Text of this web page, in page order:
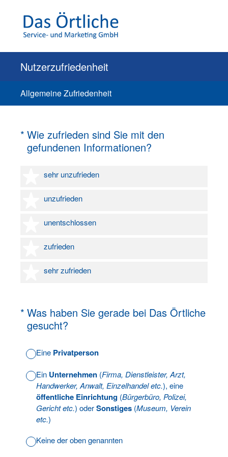
Nutzerzufriedenheit
Allgemeine Zufriedenheit
* Wie zufrieden sind Sie mit den
gefundenen Informationen?
(Erforderlich.)
sehr unzufrieden
1 Stern
unzufrieden
2 Sterne
unentschlossen
3 Sterne
zufrieden
4 Sterne
sehr zufrieden
5 Sterne
* Was haben Sie gerade bei Das Örtliche
gesucht?
(Erforderlich.)
Eine Privatperson
Ein Unternehmen (Firma, Dienstleister, Arzt,
Handwerker, Anwalt, Einzelhandel etc.), eine
öffentliche Einrichtung (Bürgerbüro, Polizei,
Gericht etc.) oderSonstiges (Museum, Verein
etc.)
Keine der oben genannten